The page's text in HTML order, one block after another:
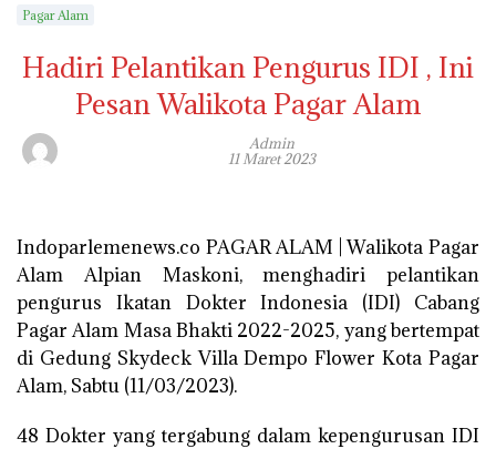
Pagar Alam
Hadiri Pelantikan Pengurus IDI , Ini
Pesan Walikota Pagar Alam
Admin
11 Maret 2023
Indoparlemenews.co PAGAR ALAM | Walikota Pagar
Alam Alpian Maskoni, menghadiri pelantikan
pengurus Ikatan Dokter Indonesia (IDI) Cabang
Pagar Alam Masa Bhakti 2022-2025, yang bertempat
di Gedung Skydeck Villa Dempo Flower Kota Pagar
Alam, Sabtu (11/03/2023).
48 Dokter yang tergabung dalam kepengurusan IDI